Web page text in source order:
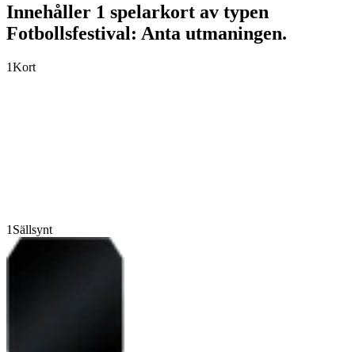
Innehåller 1 spelarkort av typen
Fotbollsfestival: Anta utmaningen.
1Kort
1 Sällsynt